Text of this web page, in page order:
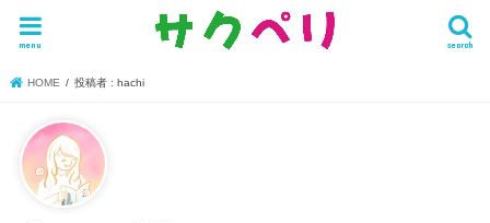
search
menu
HOME 投稿者 : hachi